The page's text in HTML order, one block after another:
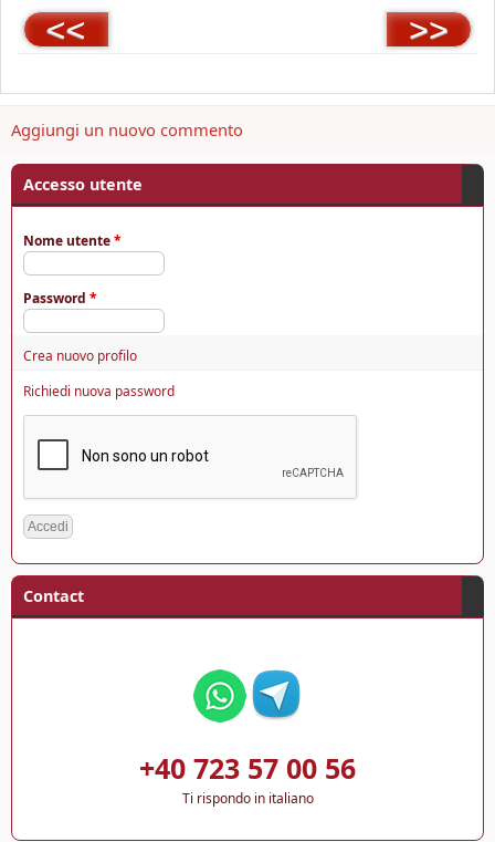
<< >>
Aggiungi un nuovo commento
Accesso utente
Nome utente*
Password *
Crea nuovo profilo
Richiedi nuova password
Contact
+40 723 57 00 56
Ti rispondo in italiano